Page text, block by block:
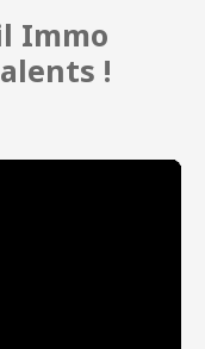
Immo
!